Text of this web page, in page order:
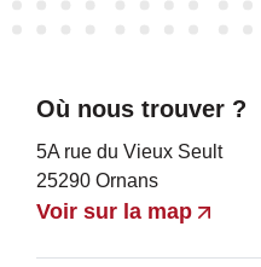
Où nous trouver ?
5A rue du Vieux Seult
25290 Ornans
Voir sur la map